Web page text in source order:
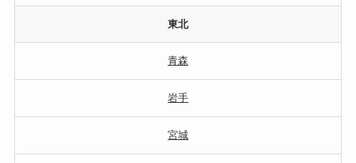
東北
青森
岩手
宮城